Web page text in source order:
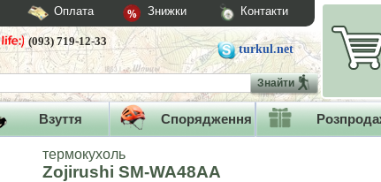
Оплата Знижки Контакти
(093) 719-12-33
turkul.net
Знайти
Взуття Спорядження
термокухоль
Zojirushi SM-WA48AA